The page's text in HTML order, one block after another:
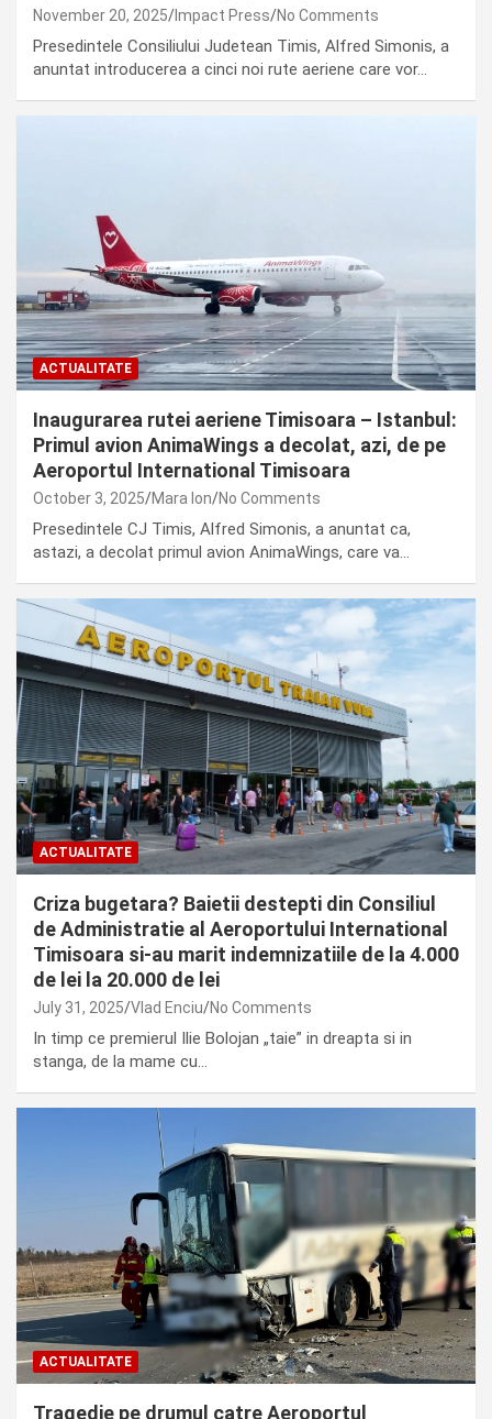
November 20, 2025 Impact Press No Comments
Presedintele Consiliului Judetean Timis, Alfred Simonis, a
anuntat introducerea a cinci noi rute aeriene care vor…
ACTUALITATE
Inaugurarea rutei aeriene Timisoara – Istanbul:
Primul avion AnimaWings a decolat, azi, de pe
Aeroportul International Timisoara
October 3, 2025 Mara Ion No Comments
Presedintele CJ Timis, Alfred Simonis, a anuntat ca,
astazi, a decolat primul avion AnimaWings, care va…
ACTUALITATE
Criza bugetara? Baietii destepti din Consiliul
de Administratie al Aeroportului International
Timisoara si-au marit indemnizatiile de la 4.000
de lei la 20.000 de lei
July 31, 2025 Vlad Enciu No Comments
In timp ce premierul Ilie Bolojan „taie” in dreapta si in
stanga, de la mame cu…
ACTUALITATE
Tragedie pe drumul catre Aeroportul